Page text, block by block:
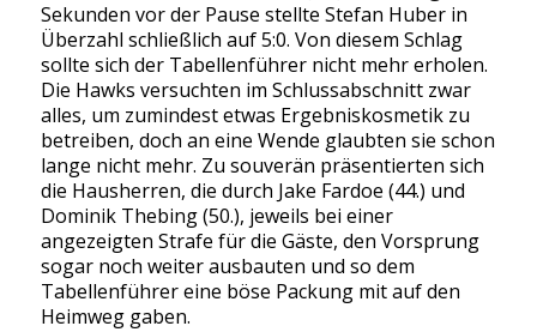
Sekunden vor der Pause stellte Stefan Huber in
Überzahl schließlich auf 5:0. Von diesem Schlag
sollte sich der Tabellenführer nicht mehr erholen.
Die Hawks versuchten im Schlussabschnitt zwar
alles, um zumindest etwas Ergebniskosmetik zu
betreiben, doch an eine Wende glaubten sie schon
lange nicht mehr. Zu souverän präsentierten sich
die Hausherren, die durch Jake Fardoe (44.) und
Dominik Thebing (50.), jeweils bei einer
angezeigten Strafe für die Gäste, den Vorsprung
sogar noch weiter ausbauten und so dem
Tabellenführer eine böse Packung mit auf den
Heimweg gaben.